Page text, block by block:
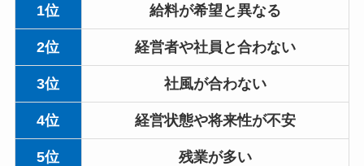
1位 給料が希望と異なる
2位 経営者や社員と合わない
3位 社風が合わない
4位 経営状態や将来性が不安
5位 残業が多い